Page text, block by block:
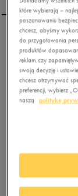
CONFRONT
złz Vat
Jeśli artykuł będzie
które wybierają –
poszanowaniu
chcesz, abyśmy
do przygotowania
produktów
reklam czy
swoją decyzję i
chcesz otrzymywać
preferencji, wybierz
naszą
politykę